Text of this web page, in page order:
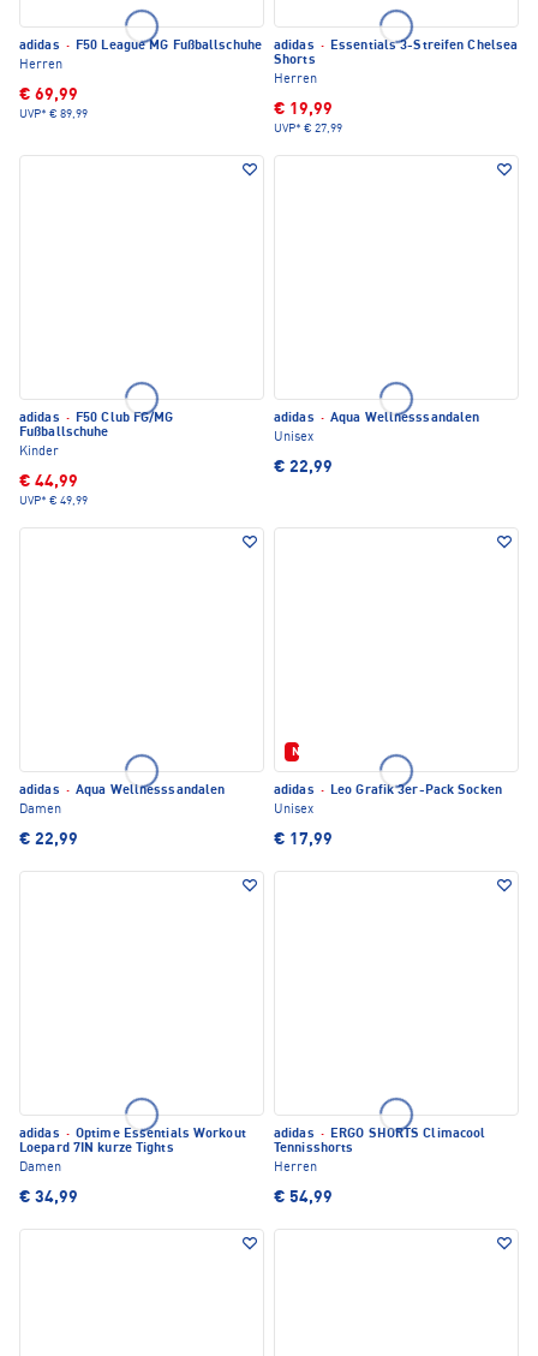
adidas · F50 League MG Fußballschuhe
Herren
€ 69,99
UVP* € 89,99
adidas · Essentials 3-Streifen Chelsea
Shorts
Herren
€ 19,99
UVP* € 27,99
adidas · F50 Club FG/MG
Fußballschuhe
Kinder
€ 44,99
UVP* € 49,99
adidas · Aqua Wellnesssandalen
Unisex
€ 22,99
adidas · Aqua Wellnesssandalen
Damen
€ 22,99
Neu
adidas · Leo Grafik 3er-Pack Socken
Unisex
€ 17,99
adidas · Optime Essentials Workout
Loepard 7IN kurze Tights
Damen
€ 34,99
adidas · ERGO SHORTS Climacool
Tennisshorts
Herren
€ 54,99